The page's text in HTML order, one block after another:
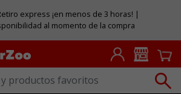
express ¡en menos de 3 horas! |
al momento de la compra